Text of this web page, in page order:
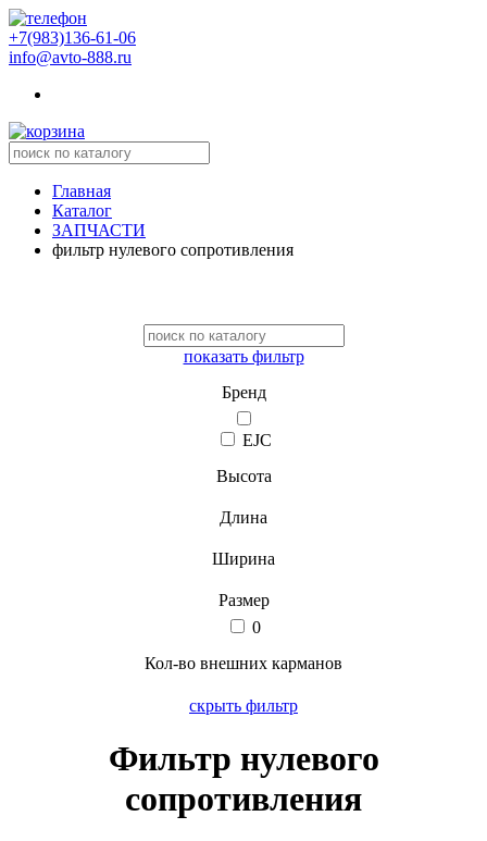
+7(983)136-61-06
info@avto-888.ru
Главная
Каталог
ЗАПЧАСТИ
фильтр нулевого сопротивления
показать фильтр
Бренд
EJC
Высота
Длина
Ширина
Размер
0
Кол-во внешних карманов
скрыть фильтр
Фильтр нулевого
сопротивления